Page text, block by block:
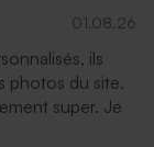
01.08.26
ils
photos du site.
super. Je